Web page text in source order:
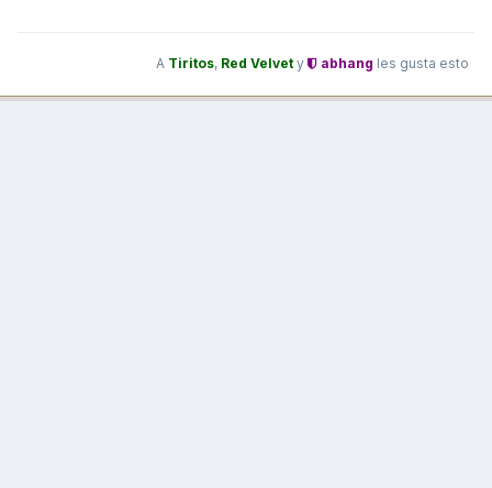
A Tiritos, Red Velvety abhang les gusta esto